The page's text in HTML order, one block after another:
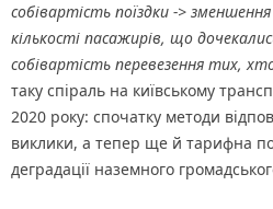
собівартість поїздки ->
кількості пасажирів, що
собівартість перевезення тих,
таку спіраль на київському
2020 року: спочатку методи
виклики, а тепер ще й тарифна
деградації наземного